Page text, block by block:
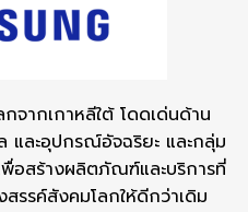
กจากเกาหลีใต้ โดดเด่นด้าน
และอุปกรณ์อัจฉริยะ และกลุ่ม
พื่อสร้างผลิตภัณฑ์และบริการที่
รรค์สังคมโลกให้ดีกว่าเดิม